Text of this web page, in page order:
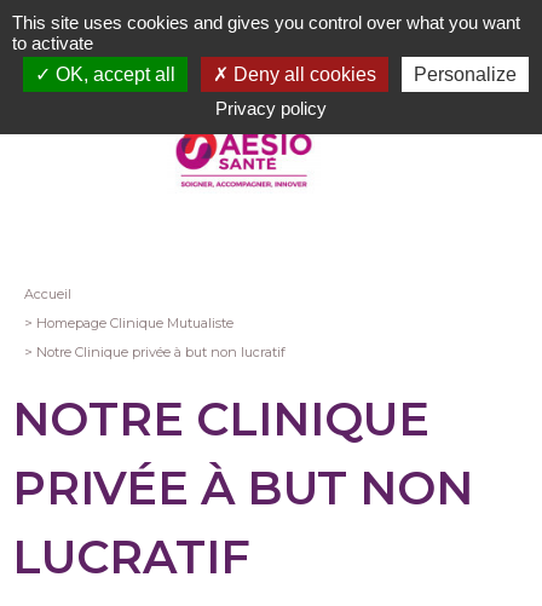
Aller
au
contenu
Fil
d'Ariane
Accueil
Homepage Clinique Mutualiste
Notre Clinique privée à but non lucratif
NOTRE CLINIQUE
PRIVÉE À BUT NON
LUCRATIF
This site uses cookies and gives you control over what you want
to activate
OK, accept all
Deny all cookies
Personalize
Privacy policy